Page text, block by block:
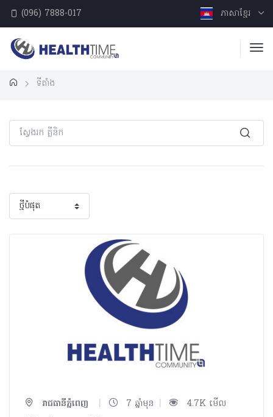
(096) 7888-017 ភាសាខ្មែរ
ទីតាំង
រាជធានីភ្នំពេញ | 7 ឆ្នាំមុន | 4.7K មើល